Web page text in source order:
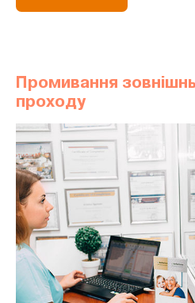
Промивання
проходу